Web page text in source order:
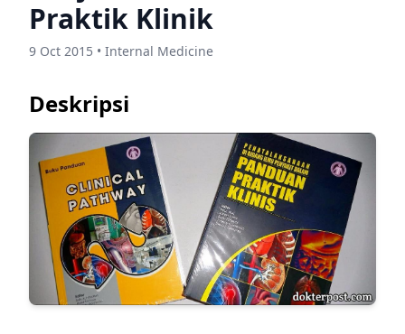
Praktik Klinik
9 Oct 2015 • Internal Medicine
Deskripsi